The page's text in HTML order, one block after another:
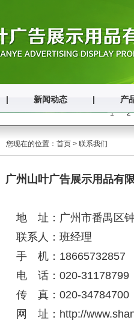
| 新闻动态 | 产
1 2
您现在的位置： 首页 > 联系我们
广州山叶广告展示用品有
地 址：广州市番禺区钟
联系人：班经理
手 机：18665732857
电 话：020-31178799
传 真：020-34784700
网 址： http://